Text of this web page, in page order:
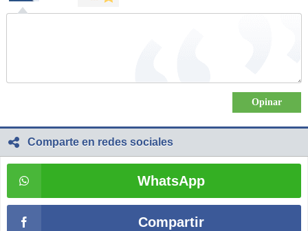
Comparte en redes sociales
WhatsApp
Compartir